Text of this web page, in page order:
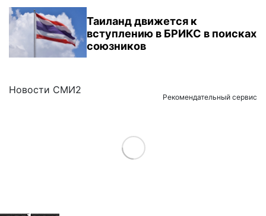
Таиланд движется к
вступлению в БРИКС в поисках
союзников
Новости СМИ2
Рекомендательный сервис
Load More